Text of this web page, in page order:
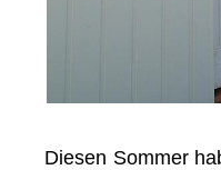
Diesen Sommer